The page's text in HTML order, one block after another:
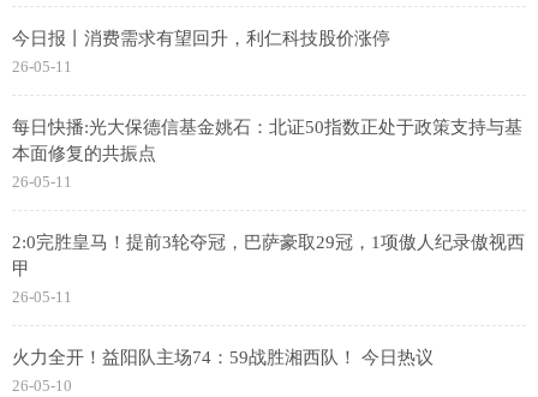
今日报丨消费需求有望回升，利仁科技股价涨停
26-05-11
每日快播:光大保德信基金姚石：北证50指数正处于政策支持与基
本面修复的共振点
26-05-11
2:0完胜皇马！提前3轮夺冠，巴萨豪取29冠，1项傲人纪录傲视西
甲
26-05-11
火力全开！益阳队主场74：59战胜湘西队！ 今日热议
26-05-10